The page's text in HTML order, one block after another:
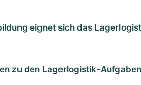
eignet sich das
zu den Lagerlogistik-